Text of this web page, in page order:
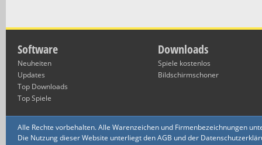
Software
Neuheiten
Updates
Top Downloads
Top Spiele
Downloads
Spiele kostenlos
Bildschirmschoner
Alle Rechte vorbehalten. Alle Warenzeichen und Firmenbezeichnungen
Die Nutzung dieser Website unterliegt den AGB und der